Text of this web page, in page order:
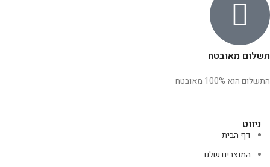
תשלום מאובטח
התשלום הוא 100% מאובטח
ניווט
דף הבית
המוצרים שלנו